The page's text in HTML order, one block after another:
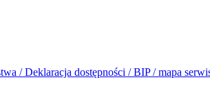
/Deklaracja dostępności /BIP /mapa